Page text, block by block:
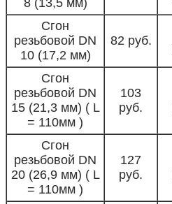
Сгон
резьбовой DN
10 (17,2 мм)
82 руб.
Сгон
резьбовой DN
15 (21,3 мм) ( L
= 110мм )
103
руб.
Сгон
резьбовой DN
20 (26,9 мм) ( L
= 110мм )
127
руб.